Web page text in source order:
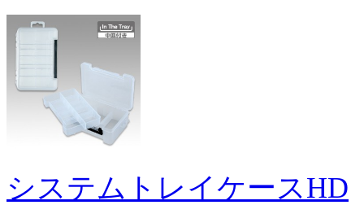
システムトレイケースHD